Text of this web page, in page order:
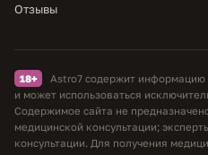
Отзывы
18+
Astro7 содержит информацию
и может использоваться
Содержимое сайта не
медицинской консультации;
консультации. Для получения